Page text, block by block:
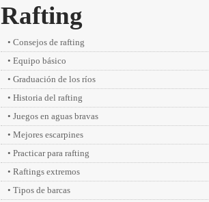
Rafting
Consejos de rafting
Equipo básico
Graduación de los ríos
Historia del rafting
Juegos en aguas bravas
Mejores escarpines
Practicar para rafting
Raftings extremos
Tipos de barcas